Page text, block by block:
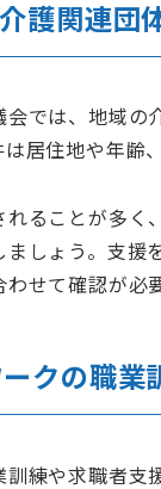
護関連団
では、地域の
居住地や年齢
ることが多く
しょう。支援
せて確認が必
クの職業
練や求職者支